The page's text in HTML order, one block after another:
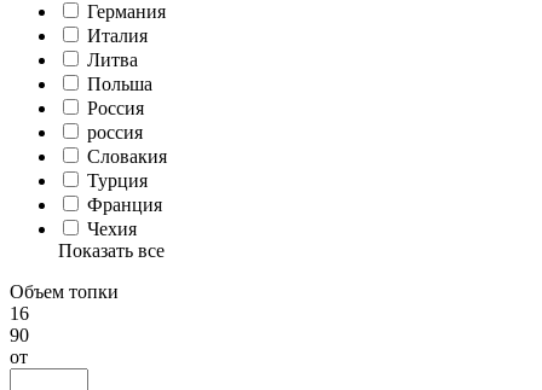
Германия
Италия
Литва
Польша
Россия
россия
Словакия
Турция
Франция
Чехия
Показать все
Объем топки
16
90
от